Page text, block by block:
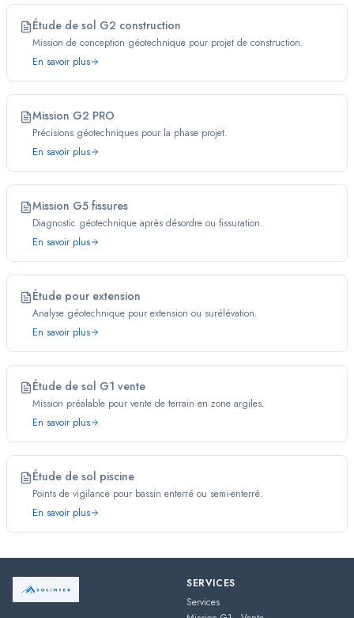
Étude de sol G2 construction
Mission de conception géotechnique pour projet de construction.
En savoir plus
Mission G2 PRO
Précisions géotechniques pour la phase projet.
En savoir plus
Mission G5 fissures
Diagnostic géotechnique après désordre ou fissuration.
En savoir plus
Étude pour extension
Analyse géotechnique pour extension ou surélévation.
En savoir plus
Étude de sol G1 vente
Mission préalable pour vente de terrain en zone argiles.
En savoir plus
Étude de sol piscine
Points de vigilance pour bassin enterré ou semi-enterré.
En savoir plus
SERVICES
Services